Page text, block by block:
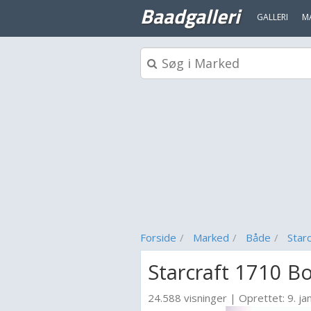
Baadgalleri GALLERI
Forside Marked Både
Starcraft 1710
24.588 visninger | Oprettet: 9.